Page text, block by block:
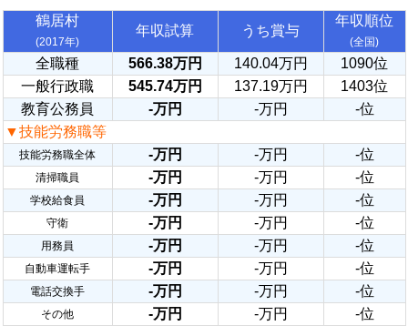
鶴居村
(2017年)
年収試算 うち賞与
年収順位
(全国)
全職種 566.38万円 140.04万円
1090位
一般行政職
545.74万円 137.19万円
1403位
教育公務員
-万円 -万円
-位
▼技能労務職等
技能労務職全体 -万円 -万円 -位
清掃職員 -万円 -万円 -位
学校給食員 -万円 -万円 -位
守衛 -万円 -万円 -位
用務員 -万円 -万円 -位
自動車運転手 -万円 -万円 -位
電話交換手 -万円 -万円 -位
その他 -万円 -万円 -位